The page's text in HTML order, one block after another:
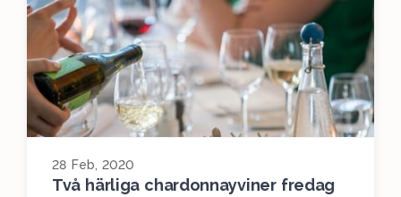
28 Feb, 2020
Två härliga chardonnayviner fredag